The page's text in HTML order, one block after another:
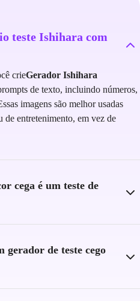
teste Ishihara com
crieGerador Ishihara
de texto, incluindo números,
imagens são melhor usadas
de entretenimento, em vez de
cega é um teste de
gerador de teste cego